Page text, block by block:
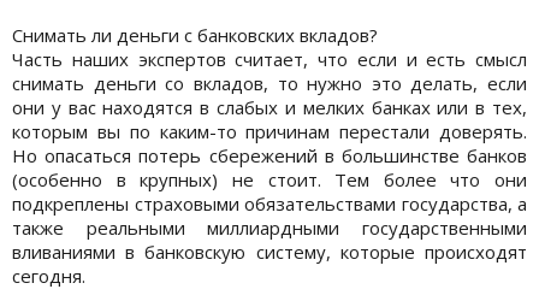
Снимать ли деньги с банковских вкладов?
Часть наших экспертов считает, что если и есть смысл
снимать деньги со вкладов, то нужно это делать, если
они у вас находятся в слабых и мелких банках или в тех,
которым вы по каким-то причинам перестали доверять.
Но опасаться потерь сбережений в большинстве банков
(особенно в крупных) не стоит. Тем более что они
подкреплены страховыми обязательствами государства, а
также реальными миллиардными государственными
вливаниями в банковскую систему, которые происходят
сегодня.